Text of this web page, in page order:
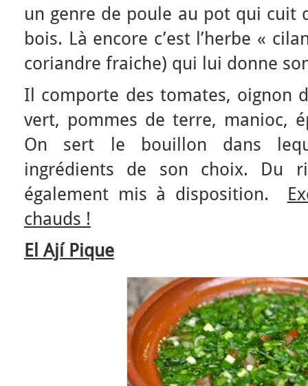
un genre de poule au pot qui cuit
bois. Là encore c’est l’herbe «
coriandre fraiche) qui lui donne
Il comporte des tomates, oignon
vert, pommes de terre, manioc,
On sert le bouillon dans
ingrédients de son choix. Du
également mis à disposition.
chauds !
El Ají Pique